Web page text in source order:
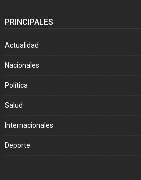
PRINCIPALES
Actualidad
Nacionales
Política
Salud
Internacionales
Deporte